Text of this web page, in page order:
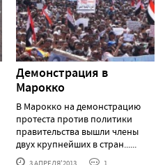
Демонстрация в
Марокко
В Марокко на демонстрацию
протеста против политики
правительства вышли члены
двух крупнейших в стран......
3 АПРЕЛЯ'2013 1